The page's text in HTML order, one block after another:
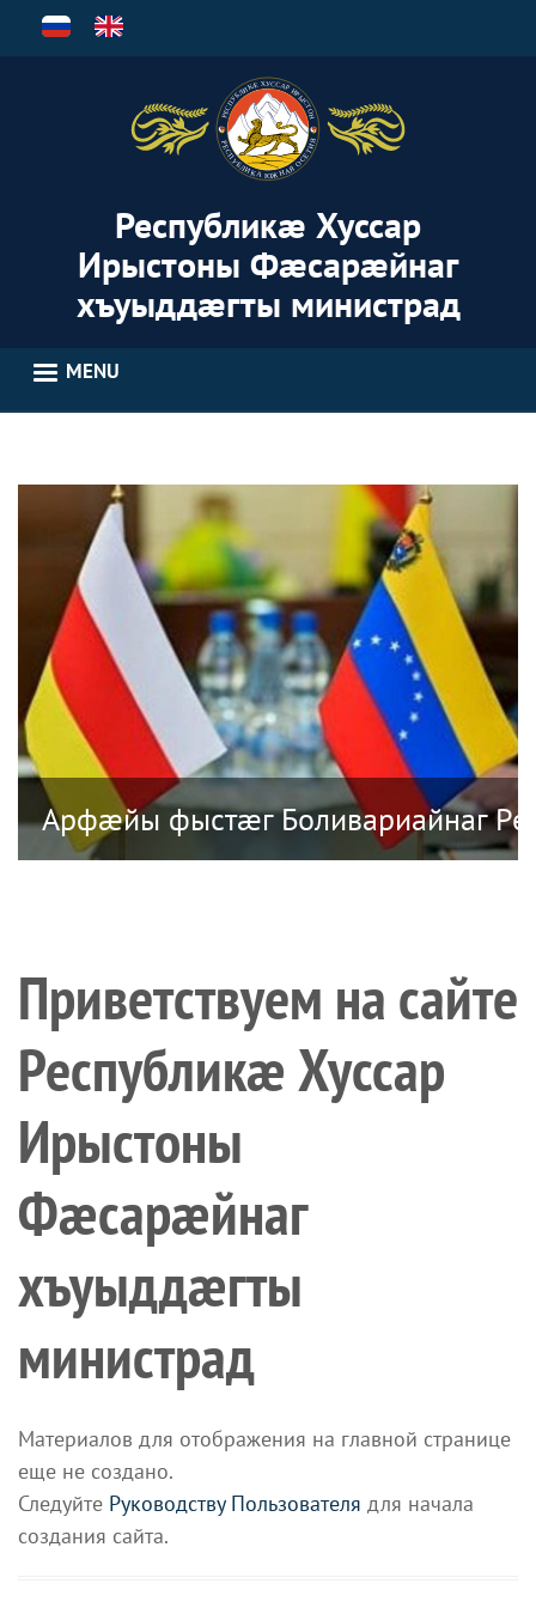
Республикæ Хуссар
Ирыстоны Фæсарæйнаг
хъуыддæгты министрад
MENU
хъуыддæгты
Арфæйы фыстæг Боливариайнаг
Приветствуем на сайте
Республикæ Хуссар
Ирыстоны
Фæсарæйнаг
хъуыддæгты
министрад
Материалов для отображения на главной странице
еще не создано.
Следуйте Руководству Пользователя для начала
создания сайта.